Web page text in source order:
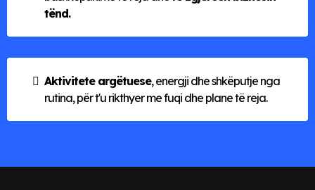
tënd.
Aktivitete argëtuese, energji dhe shkëputje nga
rutina, për t'u rikthyer me fuqi dhe plane të reja.